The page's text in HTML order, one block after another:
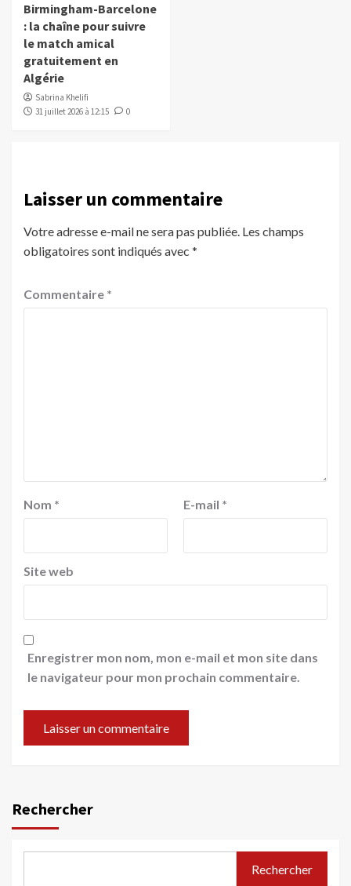
Birmingham-Barcelone
: la chaîne pour suivre
le match amical
gratuitement en
Algérie
Sabrina Khelifi
31 juillet 2026 à 12:15
0
Laisser un commentaire
Votre adresse e-mail ne sera pas publiée. Les champs
obligatoires sont indiqués avec *
Commentaire *
Nom * E-mail *
Site web
Enregistrer mon nom, mon e-mail et mon site dans
le navigateur pour mon prochain commentaire.
Rechercher
Rechercher